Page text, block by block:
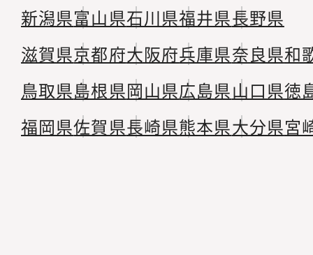
新潟県富山県石川県福井県長野県
滋賀県京都府大阪府兵庫県奈良県和
鳥取県島根県岡山県広島県山口県徳
福岡県佐賀県長崎県熊本県大分県宮